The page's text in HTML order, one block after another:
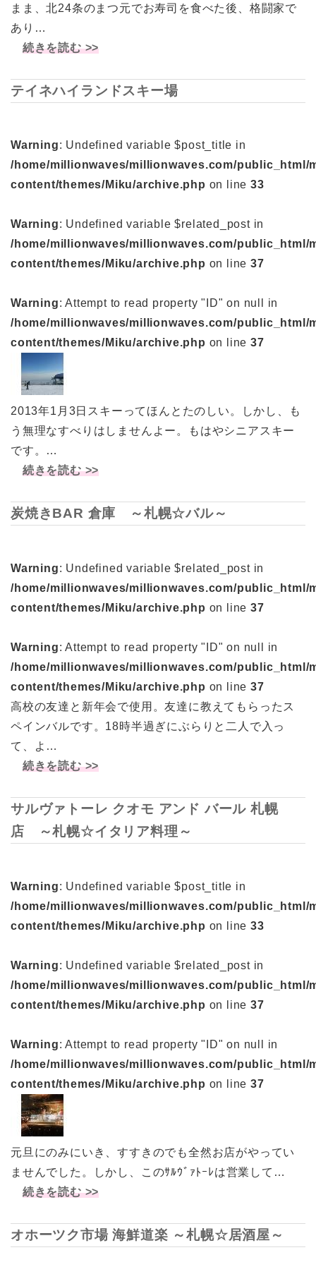
まま、北24条のまつ元でお寿司を食べた後、格闘家で
あり…
続きを読む >>
テイネハイランドスキー場
Warning: Undefined variable $post_title in
/home/millionwaves/millionwaves.com/public_html/
content/themes/Miku/archive.php on line33
Warning: Undefined variable $related_post in
/home/millionwaves/millionwaves.com/public_html/
content/themes/Miku/archive.php on line37
Warning: Attempt to read property "ID" on null in
/home/millionwaves/millionwaves.com/public_html/
content/themes/Miku/archive.php on line37
2013年1月3日スキーってほんとたのしい。しかし、も
う無理なすべりはしませんよー。もはやシニアスキー
です。…
続きを読む >>
炭焼きBAR 倉庫 ～札幌☆バル～
Warning: Undefined variable $related_post in
/home/millionwaves/millionwaves.com/public_html/
content/themes/Miku/archive.php on line37
Warning: Attempt to read property "ID" on null in
/home/millionwaves/millionwaves.com/public_html/
content/themes/Miku/archive.php on line37
高校の友達と新年会で使用。友達に教えてもらったス
ペインバルです。18時半過ぎにぶらりと二人で入っ
て、よ…
続きを読む >>
サルヴァトーレ クオモ アンド バール 札幌
店 ～札幌☆イタリア料理～
Warning: Undefined variable $post_title in
/home/millionwaves/millionwaves.com/public_html/
content/themes/Miku/archive.php on line33
Warning: Undefined variable $related_post in
/home/millionwaves/millionwaves.com/public_html/
content/themes/Miku/archive.php on line37
Warning: Attempt to read property "ID" on null in
/home/millionwaves/millionwaves.com/public_html/
content/themes/Miku/archive.php on line37
元旦にのみにいき、すすきのでも全然お店がやってい
ませんでした。しかし、このｻﾙｳﾞｧﾄｰﾚは営業して…
続きを読む >>
オホーツク市場 海鮮道楽 ～札幌☆居酒屋～